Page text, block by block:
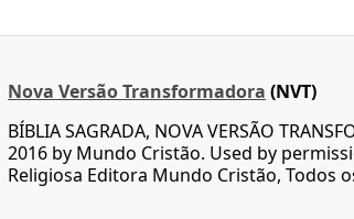
Nova Versão Transformadora (NVT)
BÍBLIA SAGRADA, NOVA VERSÃO
2016 by Mundo Cristão. Used by
Religiosa Editora Mundo Cristão, Todos